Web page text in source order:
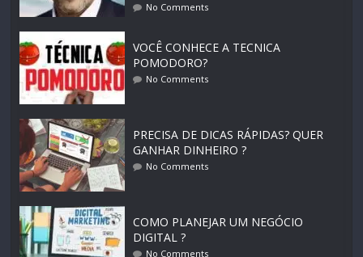
No Comments
VOCÊ CONHECE A TECNICA
POMODORO?
No Comments
PRECISA DE DICAS RÁPIDAS? QUER
GANHAR DINHEIRO ?
No Comments
COMO PLANEJAR UM NEGÓCIO
DIGITAL ?
No Comments